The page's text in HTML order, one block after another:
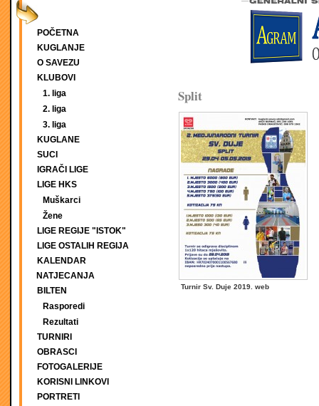
POČETNA
KUGLANJE
O SAVEZU
KLUBOVI
1. liga
2. liga
3. liga
KUGLANE
SUCI
IGRAČI LIGE
LIGE HKS
Muškarci
Žene
LIGE REGIJE "ISTOK"
LIGE OSTALIH REGIJA
KALENDAR
NATJECANJA
BILTEN
Rasporedi
Rezultati
TURNIRI
OBRASCI
FOTOGALERIJE
KORISNI LINKOVI
PORTRETI
Split
Turnir Sv. Duje 2019. web